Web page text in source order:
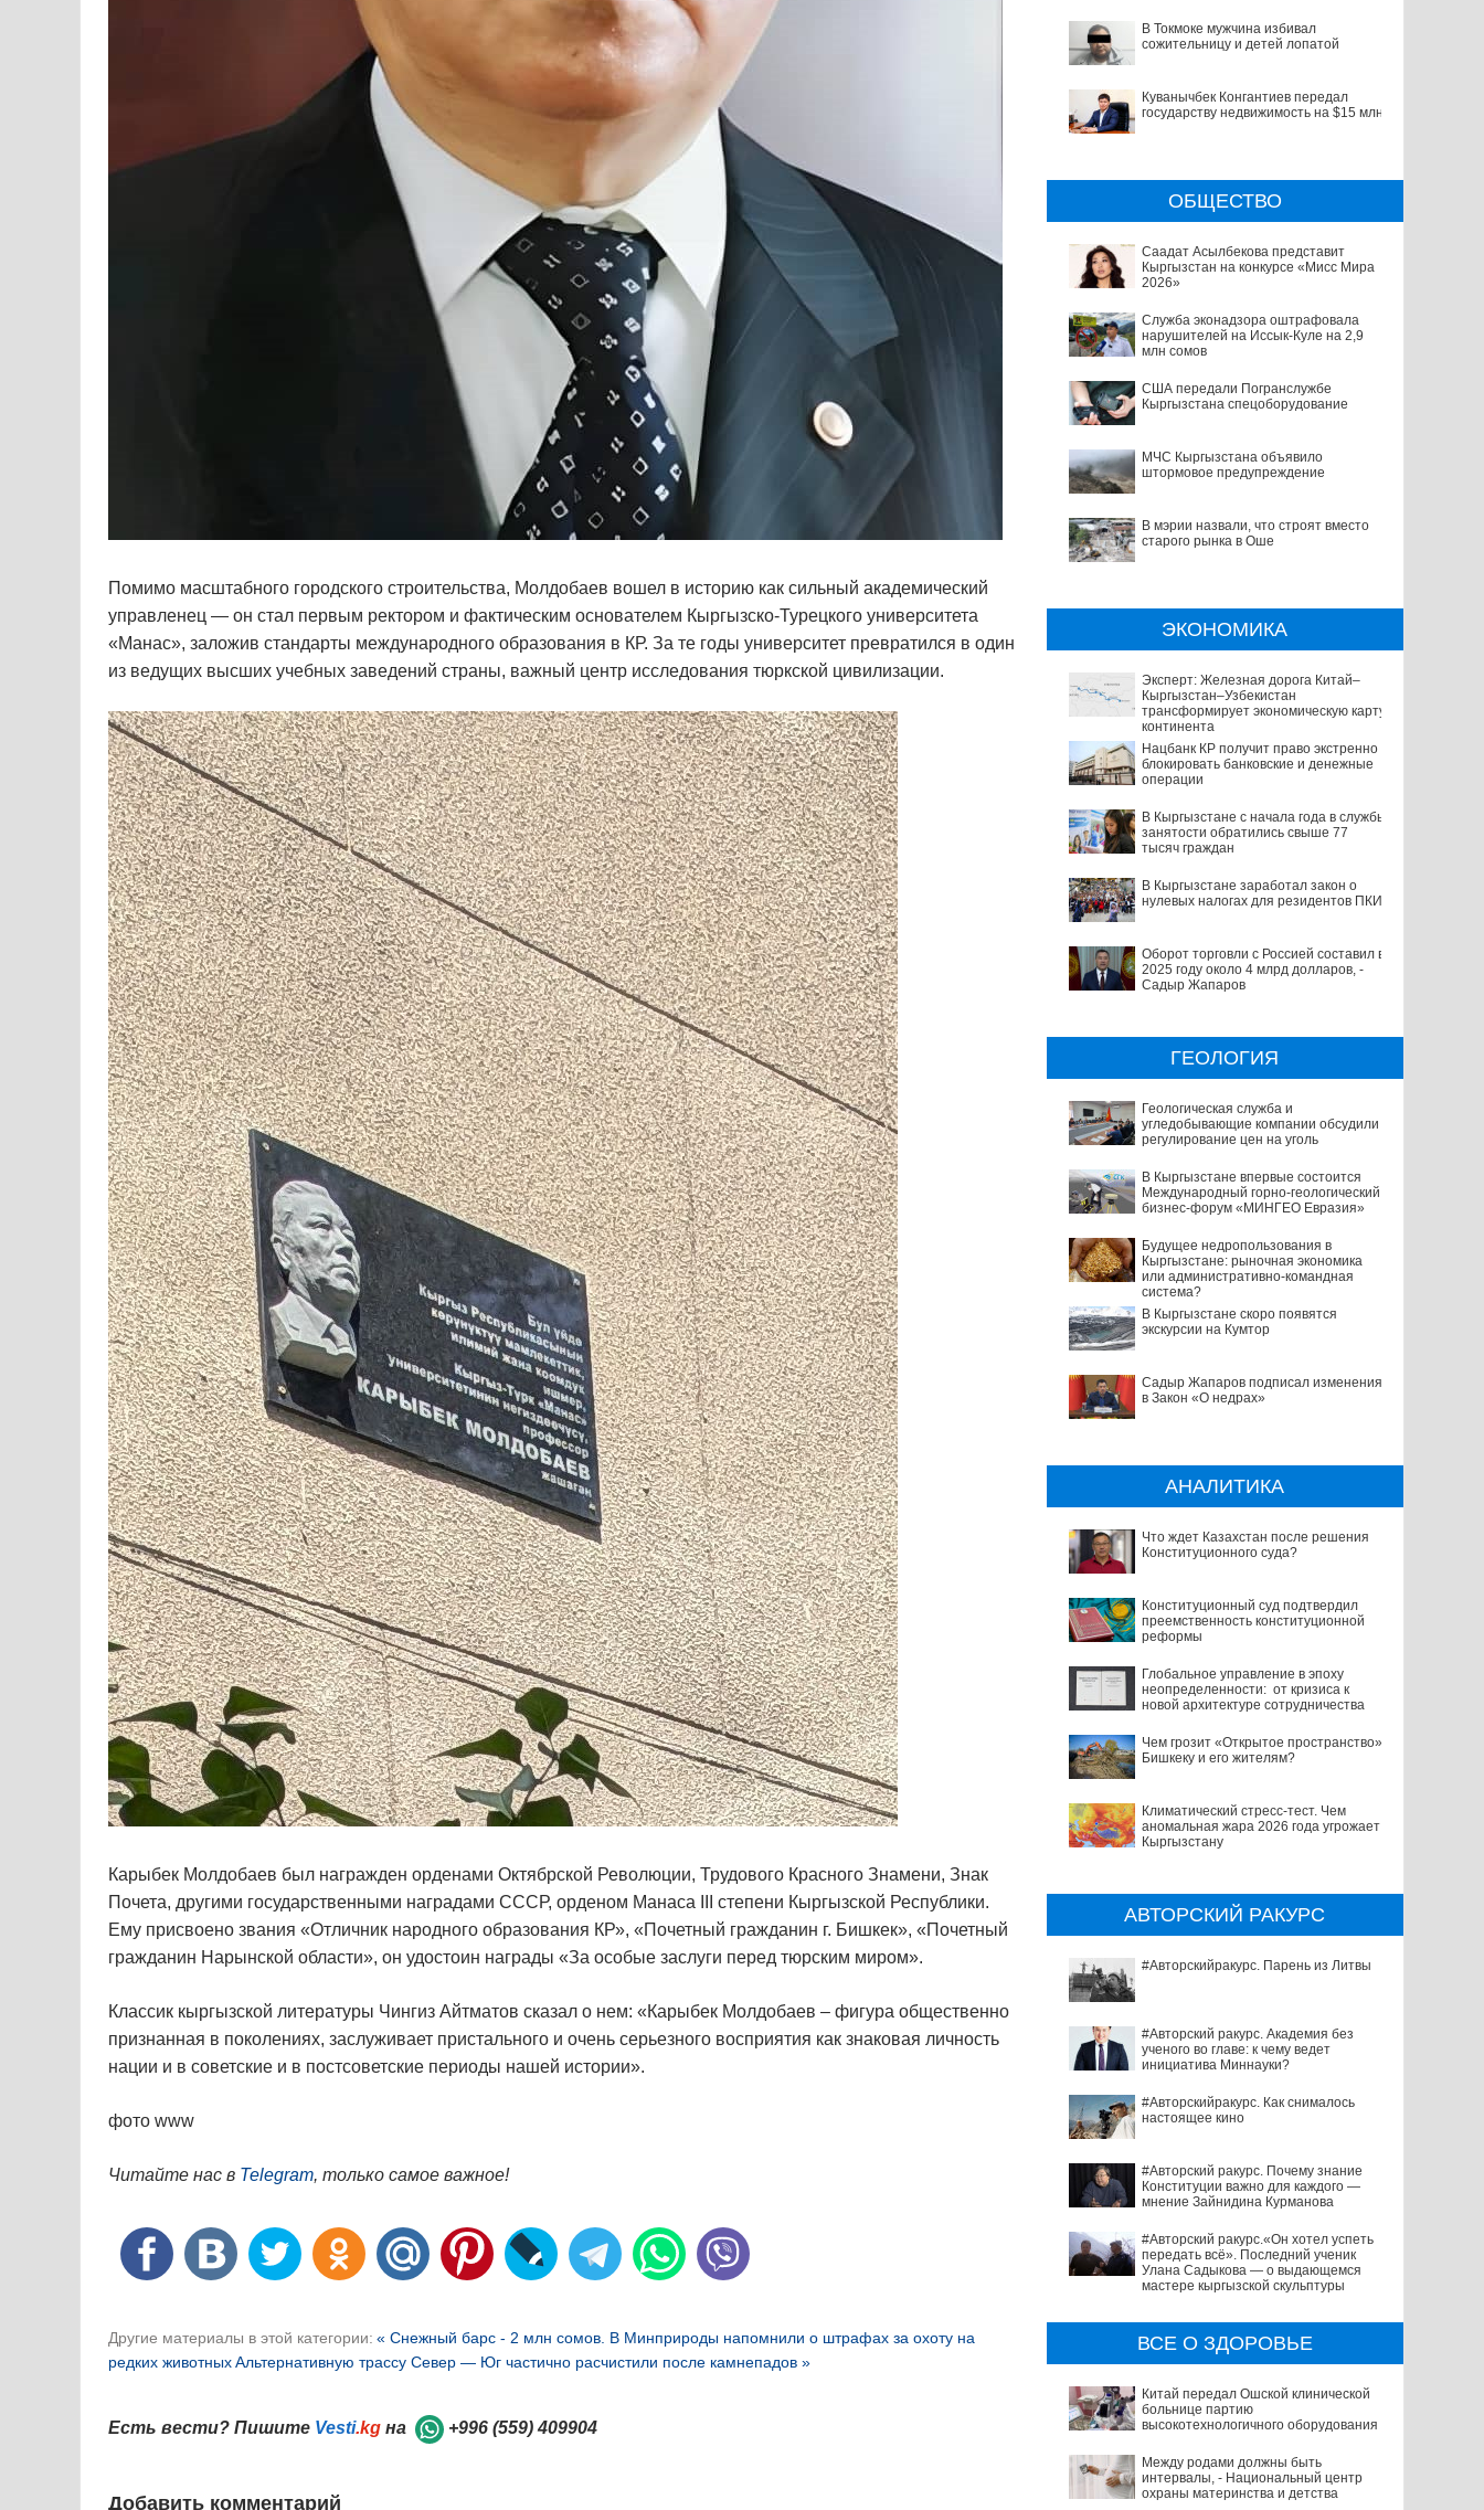
Помимо масштабного городского строительства, Молдобаев вошел в историю как сильный академический
управленец — он стал первым ректором и фактическим основателем Кыргызско-Турецкого университета
«Манас», заложив стандарты международного образования в КР. За те годы университет превратился в один
из ведущих высших учебных заведений страны, важный центр исследования тюркской цивилизации.
Карыбек Молдобаев был награжден орденами Октябрской Революции, Трудового Красного Знамени, Знак
Почета, другими государственными наградами СССР, орденом Манаса III степени Кыргызской Республики.
Ему присвоено звания «Отличник народного образования КР», «Почетный гражданин г. Бишкек», «Почетный
гражданин Нарынской области», он удостоин награды «За особые заслуги перед тюрским миром».
Классик кыргызской литературы Чингиз Айтматов сказал о нем: «Карыбек Молдобаев – фигура общественно
признанная в поколениях, заслуживает пристального и очень серьезного восприятия как знаковая личность
нации и в советские и в постсоветские периоды нашей истории».
фото www
Читайте нас в Telegram, только самое важное!
Другие материалы в этой категории: « Снежный барс - 2 млн сомов. В Минприроды напомнили о штрафах за охоту на
редких животныхАльтернативную трассу Север — Юг частично расчистили после камнепадов »
Есть вести? Пишите Vesti.kg на +996 (559) 409904
Добавить комментарий
В Токмоке мужчина избивал
сожительницу и детей лопатой
Куванычбек Конгантиев передал
государству недвижимость на $15 млн
ОБЩЕСТВО
Саадат Асылбекова представит
Кыргызстан на конкурсе «Мисс Мира
2026»
Служба эконадзора оштрафовала
нарушителей на Иссык-Куле на 2,9
млн сомов
США передали Погранслужбе
Кыргызстана спецоборудование
МЧС Кыргызстана объявило
штормовое предупреждение
В мэрии назвали, что строят вместо
старого рынка в Оше
ЭКОНОМИКА
Эксперт: Железная дорога Китай–
Кыргызстан–Узбекистан
трансформирует экономическую карту
континента
Нацбанк КР получит право экстренно
блокировать банковские и денежные
операции
В Кыргызстане с начала года в службы
занятости обратились свыше 77
тысяч граждан
В Кыргызстане заработал закон о
нулевых налогах для резидентов ПКИ
Оборот торговли с Россией составил в
2025 году около 4 млрд долларов, -
Садыр Жапаров
ГЕОЛОГИЯ
Геологическая служба и
угледобывающие компании обсудили
регулирование цен на уголь
В Кыргызстане впервые состоится
Международный горно-геологический
бизнес-форум «МИНГЕО Евразия»
Будущее недропользования в
Кыргызстане: рыночная экономика
или административно-командная
система?
В Кыргызстане скоро появятся
экскурсии на Кумтор
Садыр Жапаров подписал изменения
в Закон «О недрах»
АНАЛИТИКА
Что ждет Казахстан после решения
Конституционного суда?
Конституционный суд подтвердил
преемственность конституционной
реформы
Глобальное управление в эпоху
неопределенности: от кризиса к
новой архитектуре сотрудничества
Чем грозит «Открытое пространство»
Бишкеку и его жителям?
Климатический стресс-тест. Чем
аномальная жара 2026 года угрожает
Кыргызстану
АВТОРСКИЙ РАКУРС
#Авторскийракурс. Парень из Литвы
#Авторский ракурс. Академия без
ученого во главе: к чему ведет
инициатива Миннауки?
#Авторскийракурс. Как снималось
настоящее кино
#Авторский ракурс. Почему знание
Конституции важно для каждого —
мнение Зайнидина Курманова
#Авторский ракурс.«Он хотел успеть
передать всё». Последний ученик
Улана Садыкова — о выдающемся
мастере кыргызской скульптуры
ВСЕ О ЗДОРОВЬЕ
Китай передал Ошской клинической
больнице партию
высокотехнологичного оборудования
Между родами должны быть
интервалы, - Национальный центр
охраны материнства и детства